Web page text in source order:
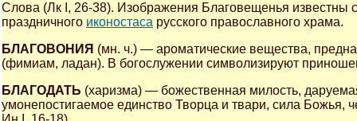
Слова (Лк I, 26-38). Изображения Благовещенья известны
праздничного иконостаса русского православного храма.
БЛАГОВОНИЯ (мн. ч.) — ароматические вещества,
(фимиам, ладан). В богослужении символизируют
БЛАГОДАТЬ (харизма) — божественная милость,
умонепостигаемое единство Творца и твари, сила Божья,